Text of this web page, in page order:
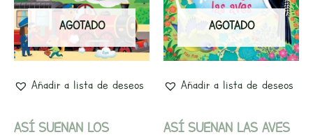
AGOTADO
Añadir a lista de deseos
ASÍ SUENAN LOS
era:
13,95€.
es:
13,25€.
AGOTADO
Añadir a lista de deseos
ASÍ SUENAN LAS AVES
era:
13,95€.
es:
13,25€.